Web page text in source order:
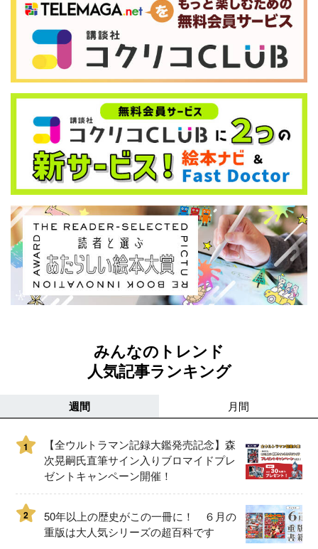
みんなのトレンド
人気記事ランキング
週間 月間
1
【全ウルトラマン記録大鑑発売記念】森
次晃嗣氏直筆サイン入りブロマイドプレ
ゼントキャンペーン開催！
2
50年以上の歴史がこの一冊に！ ６月の
重版は大人気シリーズの超百科です